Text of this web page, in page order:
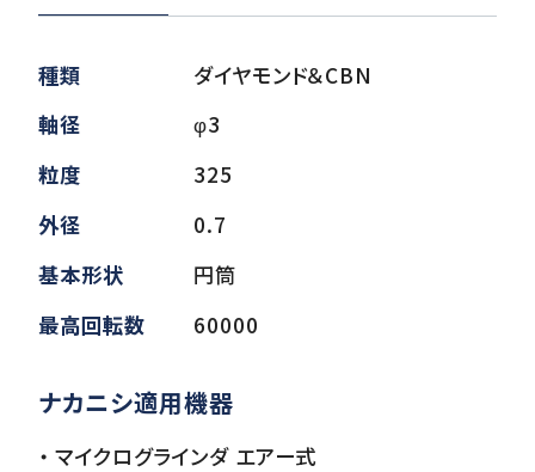
事例紹介
ダウンロード
お客様サポート
会社情報
種類
ダイヤモンド＆CBN
軸径
φ3
粒度
325
外径
0.7
基本形状
円筒
最高回転数
60000
ナカニシ適用機器
・ マイクログラインダ エアー式